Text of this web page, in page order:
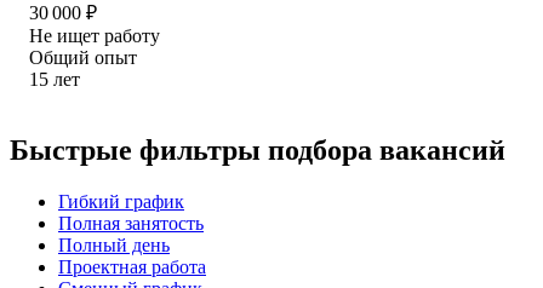
30 000 ₽
Не ищет работу
Общий опыт
15 лет
Быстрые фильтры подбора вакансий
Гибкий график
Полная занятость
Полный день
Проектная работа